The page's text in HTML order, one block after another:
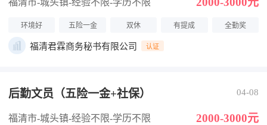
环境好 五险一金 双休 有提成 全勤奖
福清君霖商务秘书有限公司 认证
后勤文员（五险一金+社保） 04-08
福清市-城头镇-经验不限-学历不限 2000-3000元